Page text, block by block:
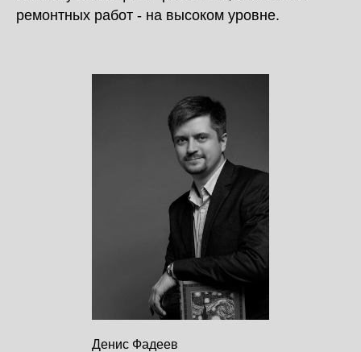
ремонтных работ - на высоком уровне.
Денис Фадеев